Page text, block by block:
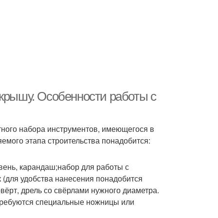
Особенности работы с
набора инструментов, имеющегося в
этапа строительства понадобится:
карандаш;набор для работы с
удобства нанесения понадобится
дрель со свёрлами нужного диаметра.
специальные ножницы или